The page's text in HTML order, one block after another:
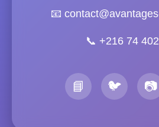
📧
📞 +216 74
📘 🐦 📷